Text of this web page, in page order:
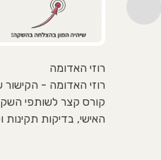
רוזי האדומה
רוזי האדומה -
קורס קצר לשותפי
האישי, בדיקות תקינות